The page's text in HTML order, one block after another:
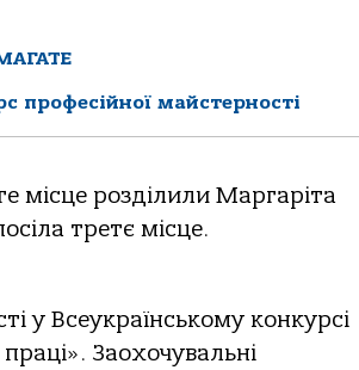
професійної майстерності
місце розділили Маргаріта
третє місце.
у Всеукраїнському конкурсі
Заохочувальні